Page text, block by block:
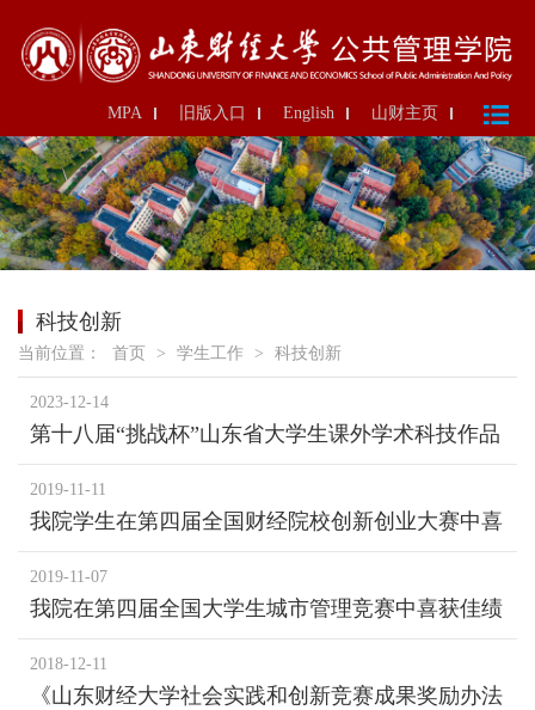
山财主页
English
旧版入口
MPA
科技创新
当前位置： 首页 > 学生工作 > 科技创新
2023-12-14
第十八届“挑战杯”山东省大学生课外学术科技作品
竞赛获奖名单（山东财经大学）
2019-11-11
我院学生在第四届全国财经院校创新创业大赛中喜
获银奖
2019-11-07
我院在第四届全国大学生城市管理竞赛中喜获佳绩
2018-12-11
《山东财经大学社会实践和创新竞赛成果奖励办法